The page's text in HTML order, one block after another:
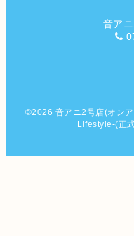
音ア
©2026 音アニ2号店(オン
Lifestyle-(正